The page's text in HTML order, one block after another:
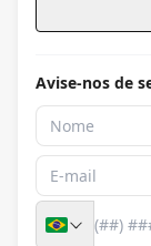
Avise-nos de